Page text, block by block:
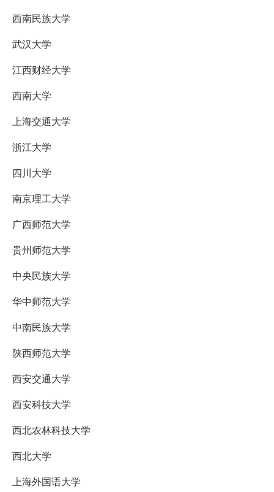
西南民族大学
武汉大学
江西财经大学
西南大学
上海交通大学
浙江大学
四川大学
南京理工大学
广西师范大学
贵州师范大学
中央民族大学
华中师范大学
中南民族大学
陕西师范大学
西安交通大学
西安科技大学
西北农林科技大学
西北大学
上海外国语大学